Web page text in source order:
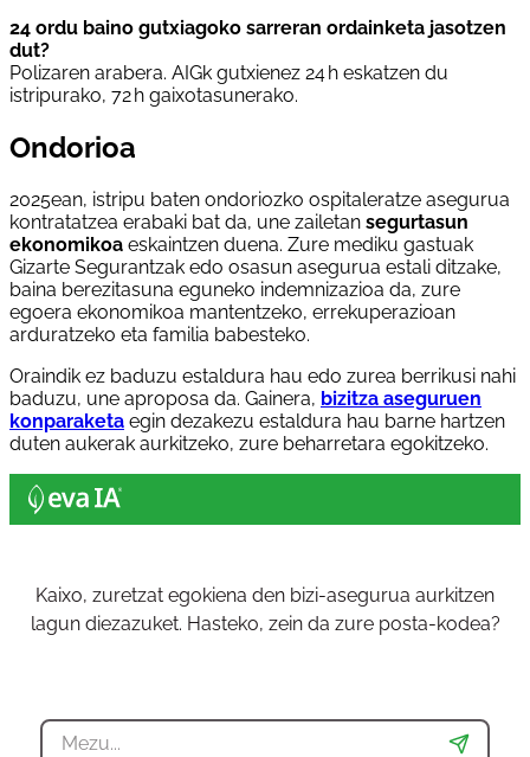
24 ordu baino gutxiagoko sarreran ordainketa jasotzen
dut?
Polizaren arabera. AIGk gutxienez 24 h eskatzen du
istripurako, 72 h gaixotasunerako.
Ondorioa
2025ean, istripu baten ondoriozko ospitaleratze asegurua
kontratatzea erabaki bat da, une zailetan segurtasun
ekonomikoa eskaintzen duena. Zure mediku gastuak
Gizarte Segurantzak edo osasun asegurua estali ditzake,
baina berezitasuna eguneko indemnizazioa da, zure
egoera ekonomikoa mantentzeko, errekuperazioan
arduratzeko eta familia babesteko.
Oraindik ez baduzu estaldura hau edo zurea berrikusi nahi
baduzu, une aproposa da. Gainera, bizitza aseguruen
konparaketa egin dezakezu estaldura hau barne hartzen
duten aukerak aurkitzeko, zure beharretara egokitzeko.
Kaixo, zuretzat egokiena den bizi-asegurua aurkitzen
lagun diezazuket. Hasteko, zein da zure posta-kodea?